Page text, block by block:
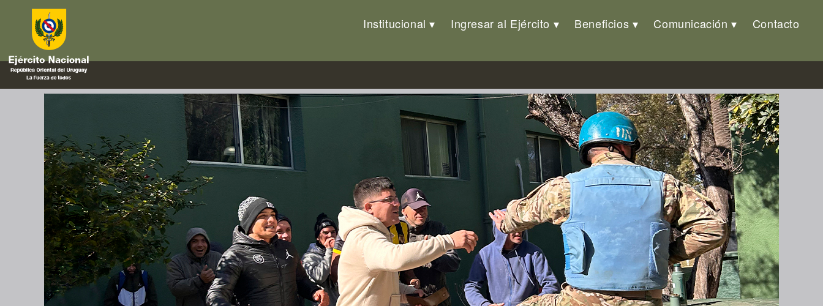
Institucional Ingresar al Ejército Beneficios Comunicación Contacto
peacekeeper #Escoltaseguridad
Curso «Identificación de Amenazas en ambientes de Misiones Operativas de Paz»